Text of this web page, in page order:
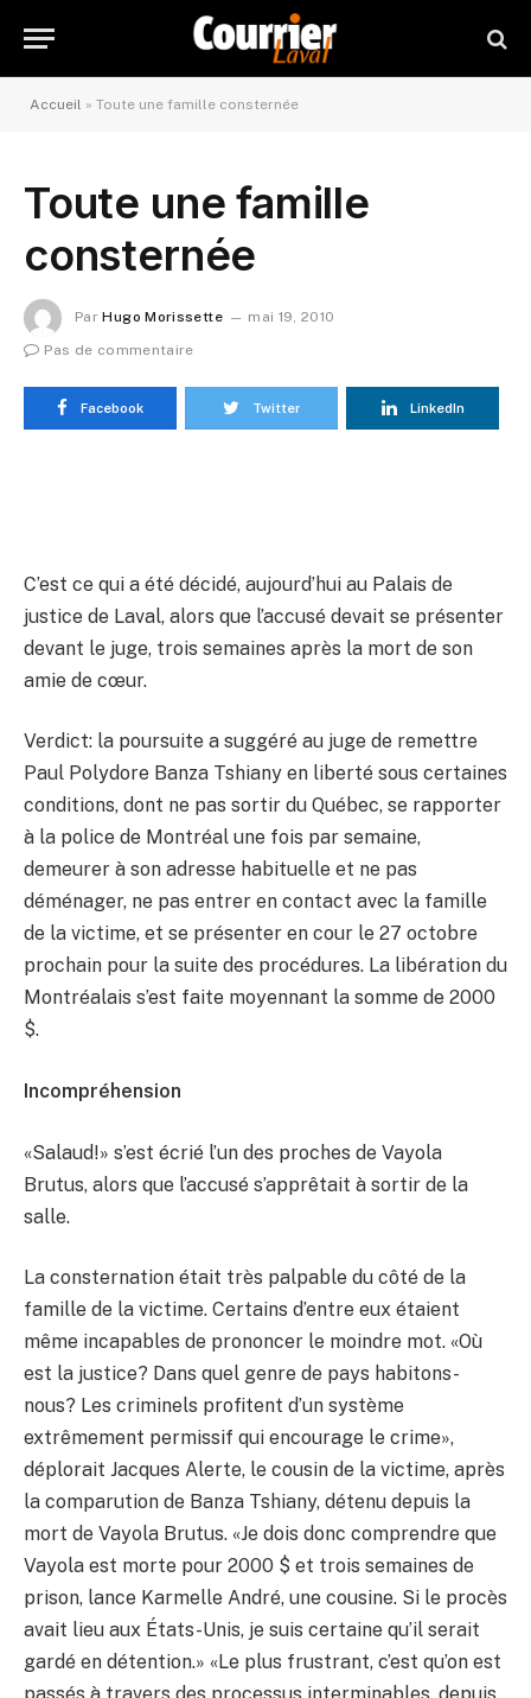
Accueil » Toute une famille consternée
Toute une famille
consternée
Par Hugo Morissette
mai 19, 2010
Pas de commentaire
Facebook Twitter LinkedIn
C’est ce qui a été décidé, aujourd’hui au Palais de
justice de Laval, alors que l’accusé devait se présenter
devant le juge, trois semaines après la mort de son
amie de cœur.
Verdict: la poursuite a suggéré au juge de remettre
Paul Polydore Banza Tshiany en liberté sous certaines
conditions, dont ne pas sortir du Québec, se rapporter
à la police de Montréal une fois par semaine,
demeurer à son adresse habituelle et ne pas
déménager, ne pas entrer en contact avec la famille
de la victime, et se présenter en cour le 27 octobre
prochain pour la suite des procédures. La libération du
Montréalais s’est faite moyennant la somme de 2000
$.
Incompréhension
«Salaud!» s’est écrié l’un des proches de Vayola
Brutus, alors que l’accusé s’apprêtait à sortir de la
salle.
La consternation était très palpable du côté de la
famille de la victime. Certains d’entre eux étaient
même incapables de prononcer le moindre mot. «Où
est la justice? Dans quel genre de pays habitons-
nous? Les criminels profitent d’un système
extrêmement permissif qui encourage le crime»,
déplorait Jacques Alerte, le cousin de la victime, après
la comparution de Banza Tshiany, détenu depuis la
mort de Vayola Brutus. «Je dois donc comprendre que
Vayola est morte pour 2000 $ et trois semaines de
prison, lance Karmelle André, une cousine. Si le procès
avait lieu aux États-Unis, je suis certaine qu’il serait
gardé en détention.» «Le plus frustrant, c’est qu’on est